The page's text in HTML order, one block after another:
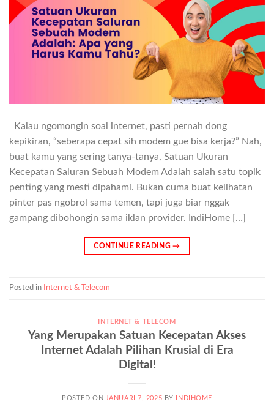
Kalau ngomongin soal internet, pasti pernah dong
kepikiran, “seberapa cepat sih modem gue bisa kerja?” Nah,
buat kamu yang sering tanya-tanya, Satuan Ukuran
Kecepatan Saluran Sebuah Modem Adalah salah satu topik
penting yang mesti dipahami. Bukan cuma buat kelihatan
pinter pas ngobrol sama temen, tapi juga biar nggak
gampang dibohongin sama iklan provider. IndiHome […]
CONTINUE READING→
Posted in Internet & Telecom
INTERNET & TELECOM
Yang Merupakan Satuan Kecepatan Akses
Internet Adalah Pilihan Krusial di Era
Digital!
POSTED ON JANUARI 7, 2025 BY INDIHOME